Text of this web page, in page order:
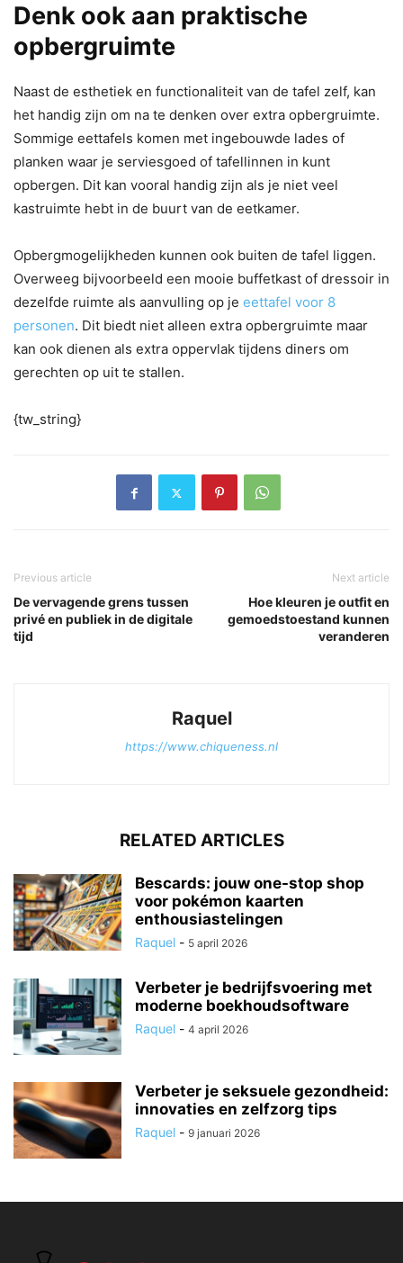
Denk ook aan praktische
opbergruimte
Naast de esthetiek en functionaliteit van de tafel zelf, kan
het handig zijn om na te denken over extra opbergruimte.
Sommige eettafels komen met ingebouwde lades of
planken waar je serviesgoed of tafellinnen in kunt
opbergen. Dit kan vooral handig zijn als je niet veel
kastruimte hebt in de buurt van de eetkamer.
Opbergmogelijkheden kunnen ook buiten de tafel liggen.
Overweeg bijvoorbeeld een mooie buffetkast of dressoir in
dezelfde ruimte als aanvulling op je eettafel voor 8
personen. Dit biedt niet alleen extra opbergruimte maar
kan ook dienen als extra oppervlak tijdens diners om
gerechten op uit te stallen.
{tw_string}
Previous article
De vervagende grens tussen
privé en publiek in de digitale
tijd
Next article
Hoe kleuren je outfit en
gemoedstoestand kunnen
veranderen
Raquel
https://www.chiqueness.nl
RELATED ARTICLES
Bescards: jouw one-stop shop
voor pokémon kaarten
enthousiastelingen
Raquel - 5 april 2026
Verbeter je bedrijfsvoering met
moderne boekhoudsoftware
Raquel - 4 april 2026
Verbeter je seksuele gezondheid:
innovaties en zelfzorg tips
Raquel - 9 januari 2026